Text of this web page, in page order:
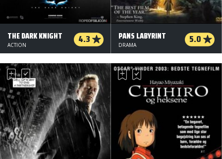
THE DARK KNIGHT 4.3
ACTION
PANS LABYRINT 5.0
DRAMA